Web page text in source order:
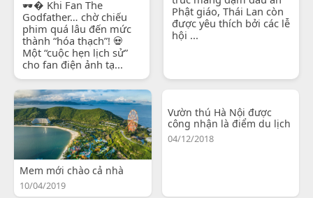
🕶� Khi Fan The
Godfather… chờ chiếu
phim quá lâu đến mức
thành “hóa thạch”! 💀
Một “cuộc hẹn lịch sử”
cho fan điện ảnh tạ...
Phật giáo, Thái Lan còn
được yêu thích bởi các lễ
hội ...
Mem mới chào cả nhà
10/04/2019
Vườn thú Hà Nội được
công nhận là điểm du lịch
04/12/2018